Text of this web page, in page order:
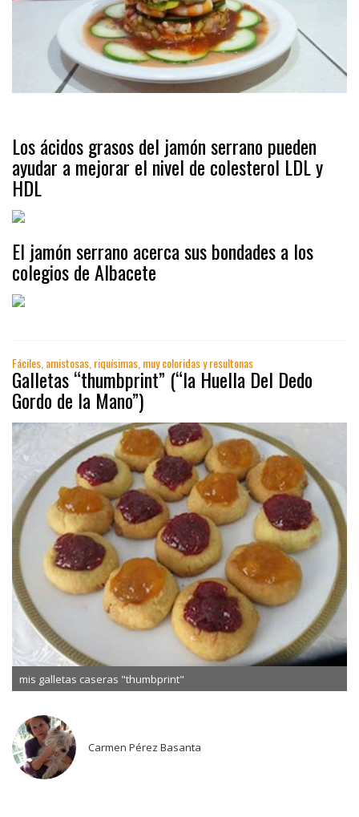
Los ácidos grasos del jamón serrano pueden
ayudar a mejorar el nivel de colesterol LDL y
HDL
El jamón serrano acerca sus bondades a los
colegios de Albacete
Fáciles, amistosas, riquísimas, muy coloridas y resultonas
Galletas “thumbprint” (“la Huella Del Dedo
Gordo de la Mano”)
mis galletas caseras "thumbprint"
Carmen Pérez Basanta